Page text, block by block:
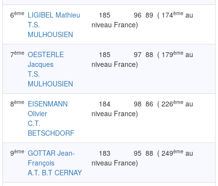
6ème LIGIBEL Mathieu
T.S.
MULHOUSIEN
185 96 89 ( 174ème au
niveau France)
7ème OESTERLE
Jacques
T.S.
MULHOUSIEN
185 97 88 ( 179ème au
niveau France)
8ème EISENMANN
Olivier
C.T.
BETSCHDORF
184 98 86 ( 226ème au
niveau France)
9ème GOTTAR Jean-
François
A.T. B.T CERNAY
183 95 88 ( 249ème au
niveau France)